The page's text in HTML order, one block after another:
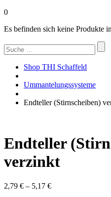
0
Es befinden sich keine Produkte
Suchen
nach:
Shop THI Schaffeld
Ummantelungssysteme
Endteller (Stirnscheiben)
Endteller
verzinkt
2,79 € – 5,17 €Preisspanne: